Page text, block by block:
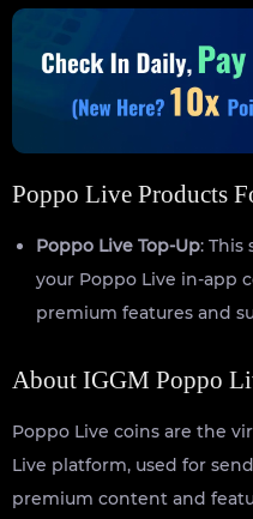
Poppo Live Products
Poppo Live Top-Up: This
your Poppo Live in-app
premium features and
About IGGM Poppo
Poppo Live coins are the
Live platform, used for
premium content and